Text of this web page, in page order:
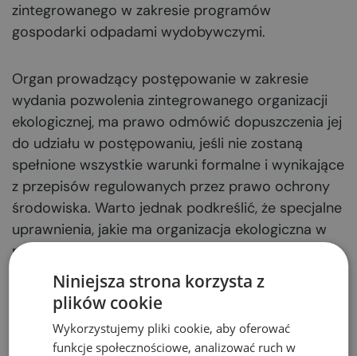
zintegrowanego w zakresie programów
gospodarki odpadami wydobywczymi.
Organ prowadzący postępowanie w zakresie
wydania pozwolenia zintegrowanego organizacji
ekologicznej, ma prawo odmówić dopuszczenia jej
do udziału w postępowaniu, jeśli nie zostaną
spełnione wszystkie warunki formalne i wynikające
z przepisów regulowanych przez prawo ochrony
środowiska. Warto jednak podkreślić, że specjalne
uprawnienia, jakie ma organizacja ekologiczna w
pozwoleniach zintegrowanych umożliwiają
wniesienie środka zaskarżenia od takiej decyzji.
Wniosek o wydanie
Niniejsza strona korzysta z
plików cookie
Wykorzystujemy pliki cookie, aby oferować
funkcje społecznościowe, analizować ruch w